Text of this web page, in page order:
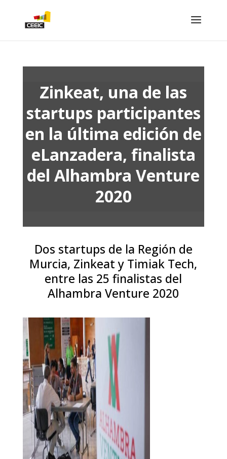
Zinkeat, una de las
startups participantes
en la última edición de
eLanzadera, finalista
del Alhambra Venture
2020
Dos startups de la Región de
Murcia, Zinkeat y Timiak Tech,
entre las 25 finalistas del
Alhambra Venture 2020